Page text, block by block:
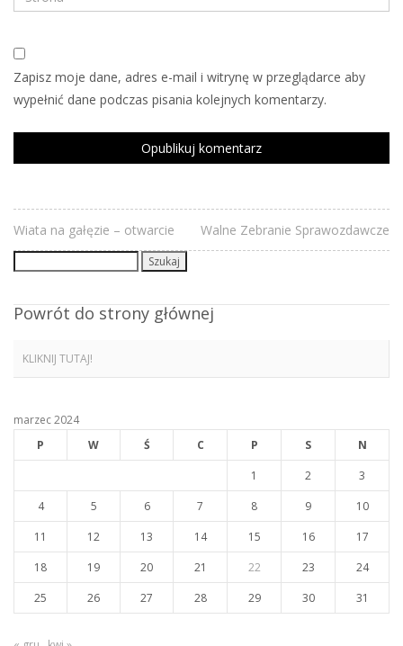
Zapisz moje dane, adres e-mail i witrynę w przeglądarce aby
wypełnić dane podczas pisania kolejnych komentarzy.
Wiata na gałęzie – otwarcie Walne Zebranie Sprawozdawcze
Powrót do strony głównej
KLIKNIJ TUTAJ!
marzec 2024
P
W Ś C P S
N
1
2
3
4
5 6 7 8 9
10
11
12 13 14 15 16
17
18
19 20 21 22 23
24
25
26 27 28 29 30 31